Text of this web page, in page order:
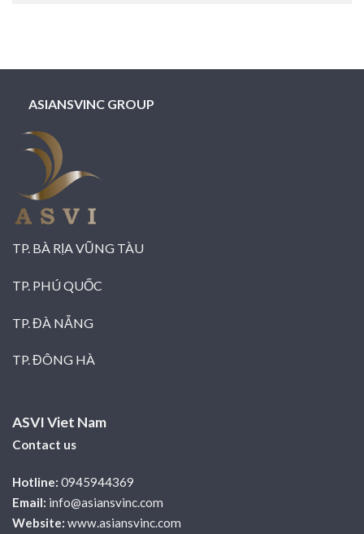
ASIANSVINC GROUP
TP. BÀ RỊA VŨNG TÀU
TP. PHÚ QUỐC
TP. ĐÀ NẴNG
TP. ĐÔNG HÀ
ASVI Viet Nam
Contact us
Hotline: 0945944369
Email: info@asiansvinc.com
Website: www.asiansvinc.com